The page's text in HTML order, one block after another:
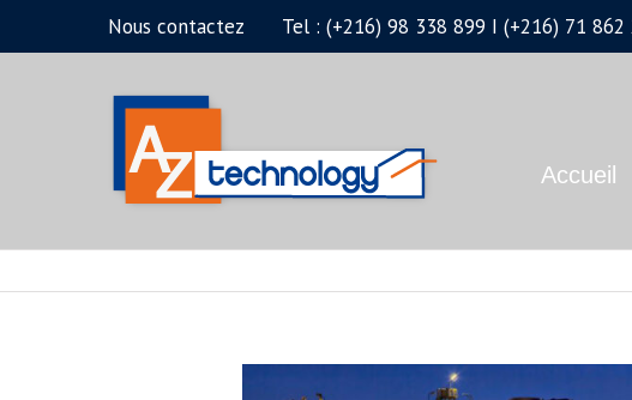
au
Nous contactez Tel : (+216) 98 338 899 I (+216) 71
Accueil